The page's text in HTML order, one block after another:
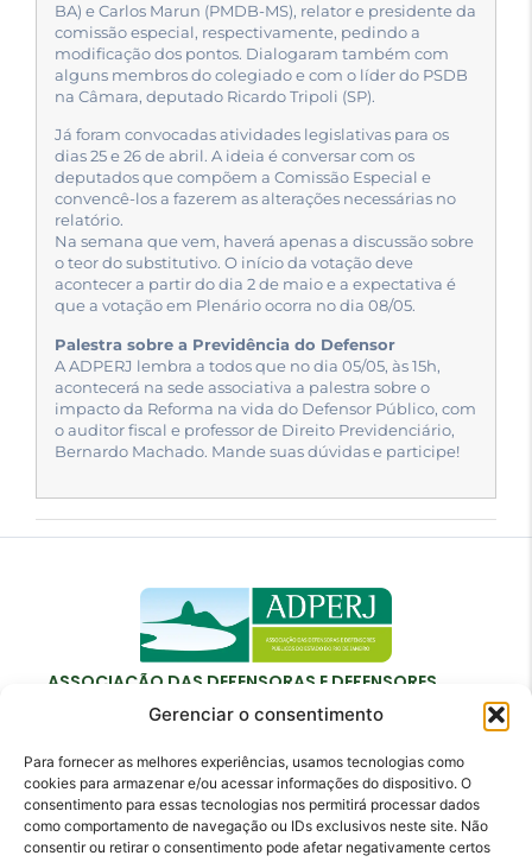
Gerenciar o consentimento
Para fornecer as melhores experiências, usamos tecnologias como
cookies para armazenar e/ou acessar informações do dispositivo. O
consentimento para essas tecnologias nos permitirá processar dados
como comportamento de navegação ou IDs exclusivos neste site. Não
consentir ou retirar o consentimento pode afetar negativamente certos
BA) e Carlos Marun (PMDB-MS), relator e presidente da
comissão especial, respectivamente, pedindo a
modificação dos pontos. Dialogaram também com
alguns membros do colegiado e com o líder do PSDB
na Câmara, deputado Ricardo Tripoli (SP).
Já foram convocadas atividades legislativas para os
dias 25 e 26 de abril. A ideia é conversar com os
deputados que compõem a Comissão Especial e
convencê-los a fazerem as alterações necessárias no
relatório.
Na semana que vem, haverá apenas a discussão sobre
o teor do substitutivo. O início da votação deve
acontecer a partir do dia 2 de maio e a expectativa é
que a votação em Plenário ocorra no dia 08/05.
Palestra sobre a Previdência do Defensor
A ADPERJ lembra a todos que no dia 05/05, às 15h,
acontecerá na sede associativa a palestra sobre o
impacto da Reforma na vida do Defensor Público, com
o auditor fiscal e professor de Direito Previdenciário,
Bernardo Machado. Mande suas dúvidas e participe!
ASSOCIAÇÃO DAS DEFENSORAS E DEFENSORES
PÚBLICOS DO ESTADO DO RIO DE JANEIRO
Contato